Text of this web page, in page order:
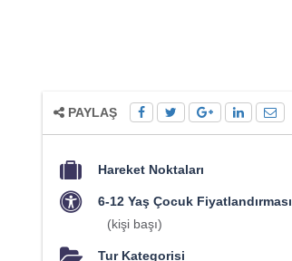
PAYLAŞ
Hareket Noktaları
6-12 Yaş Çocuk Fiyatlandırması
(kişi başı)
Tur Kategorisi